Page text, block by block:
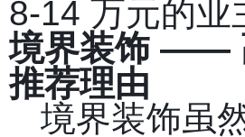
8-14 万元的业
境界装饰 ——
推荐理由
境界装饰虽